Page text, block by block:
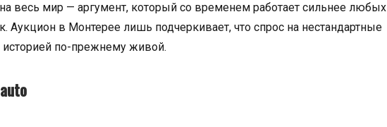
весь мир — аргумент, который со временем работает сильнее любых
Аукцион в Монтерее лишь подчеркивает, что спрос на нестандартные
по-прежнему живой.